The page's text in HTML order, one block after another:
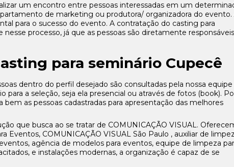
um encontro entre pessoas interessadas em um
de marketing ou produtora/ organizadora do evento.
para o sucesso do evento. A contratação do casting para
processo, já que as pessoas são diretamente responsáveis
para seminário Cupecê
dentro do perfil desejado são consultadas pela nossa equipe
a seleção, seja ela presencial ou através de fotos (book).
as pessoas cadastradas para apresentação das melhores
que busca ao se tratar de COMUNICAÇÃO VISUAL.
Eventos, COMUNICAÇÃO VISUAL São Paulo , auxiliar de
agência de modelos para eventos, equipe de limpeza
e instalações modernas, a organização é capaz de se